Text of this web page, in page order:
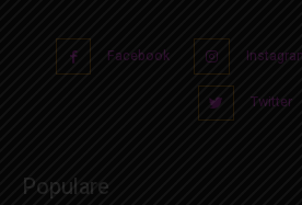
Facebook
Twitter
Populare